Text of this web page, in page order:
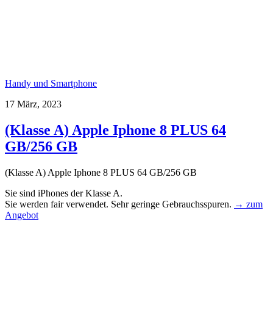
Handy und Smartphone
17 März, 2023
(Klasse A) Apple Iphone 8 PLUS 64
GB/256 GB
(Klasse A) Apple Iphone 8 PLUS 64 GB/256 GB
Sie sind iPhones der Klasse A.
Sie werden fair verwendet. Sehr geringe Gebrauchsspuren. → zum
Angebot